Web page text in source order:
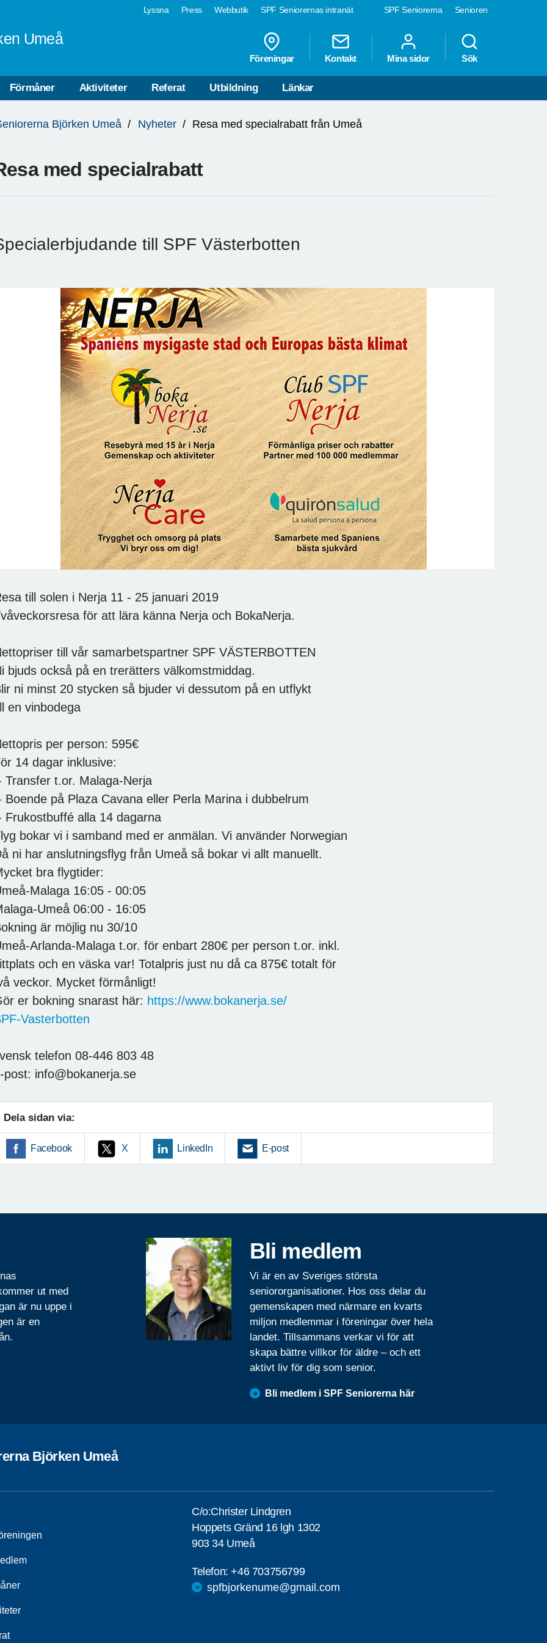
SPF Seniorerna Senioren
Lyssna Press Webbutik SPF Seniorernas intranät
Umeå
Föreningar Kontakt Mina sidor Sök
Förmåner Aktiviteter Referat Utbildning Länkar
Björken Umeå Nyheter Resa med specialrabatt från Umeå
med specialrabatt
till SPF Västerbotten
till solen i Nerja 11 - 25 januari 2019
för att lära känna Nerja och BokaNerja.
till vår samarbetspartner SPF VÄSTERBOTTEN
bjuds också på en trerätters välkomstmiddag.
ni minst 20 stycken så bjuder vi dessutom på en utflykt
en vinbodega
per person: 595€
14 dagar inklusive:
Transfer t.or. Malaga-Nerja
Boende på Plaza Cavana eller Perla Marina i dubbelrum
Frukostbuffé alla 14 dagarna
bokar vi i samband med er anmälan. Vi använder Norwegian
ni har anslutningsflyg från Umeå så bokar vi allt manuellt.
bra flygtider:
Malaga 16:05 - 00:05
Umeå 06:00 - 16:05
är möjlig nu 30/10
Arlanda-Malaga t.or. för enbart 280€ per person t.or. inkl.
och en väska var! Totalpris just nu då ca 875€ totalt för
veckor. Mycket förmånligt!
er bokning snarast här: https://www.bokanerja.se/
Vasterbotten
telefon 08-446 803 48
post: info@bokanerja.se
Dela sidan via:
Facebook X LinkedIn E-post
ut med
är nu uppe i
är en
Bli medlem
Vi är en av Sveriges största
seniororganisationer. Hos oss delar du
gemenskapen med närmare en kvarts
miljon medlemmar i föreningar över hela
landet. Tillsammans verkar vi för att
skapa bättre villkor för äldre – och ett
aktivt liv för dig som senior.
Bli medlem i SPF Seniorerna här
Björken Umeå
C/o:Christer Lindgren
Hoppets Gränd 16 lgh 1302
903 34 Umeå
Telefon:+46 703756799
spfbjorkenume@gmail.com